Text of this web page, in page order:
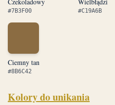
#7B3F00 #C19A6B
Ciemny tan
#8B6C42
Kolory do unikania